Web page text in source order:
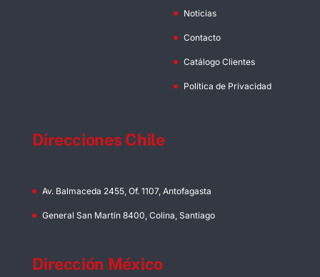
Noticias
Contacto
Catálogo Clientes
Política de Privacidad
Direcciones Chile
Av. Balmaceda 2455, Of. 1107, Antofagasta
General San Martín 8400, Colina, Santiago
Dirección México